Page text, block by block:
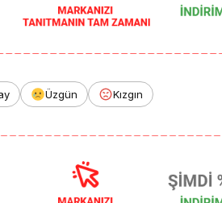
Üzgün Kızgın